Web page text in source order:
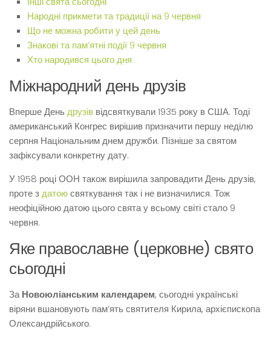
Народні прикмети та традиції на 9 червня
Що не можна робити у цей день
Знакові та пам’ятні події 9 червня
Хто народився цього дня
Міжнародний день друзів
Вперше Деньдрузів відсвяткували 1935 року в США. Тоді
американський Конгрес вирішив призначити першу неділю
серпня Національним днем дружби. Пізніше за святом
зафіксували конкретну дату.
У 1958 році ООН також вирішила запровадити День друзів,
проте здатоюсвяткування так і не визначилися. Тож
неофіційною датою цього свята у всьому світі стало 9
червня.
Яке православне (церковне) свято
сьогодні
ЗаНовоюліанським календарем, сьогодні українські
віряни вшановують пам’ять святителя Кирила, архієпископа
Олександрійського.